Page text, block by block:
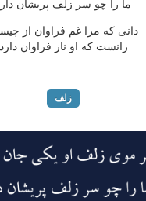
ما را چو سر زلف پریشان
دانی که مرا غم فراوان از
زانست که او ناز فراوان دارد
زلف